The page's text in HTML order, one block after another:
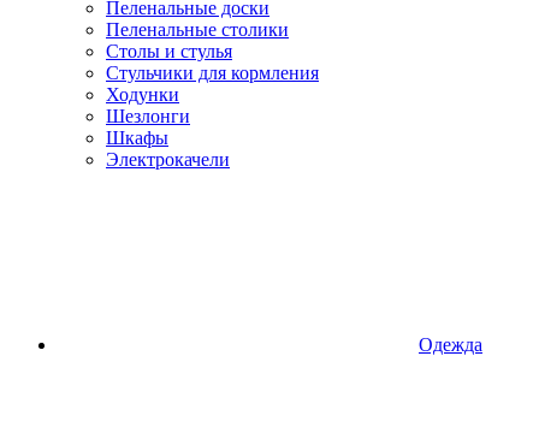
Пеленальные доски
Пеленальные столики
Столы и стулья
Стульчики для кормления
Ходунки
Шезлонги
Шкафы
Электрокачели
Одежда